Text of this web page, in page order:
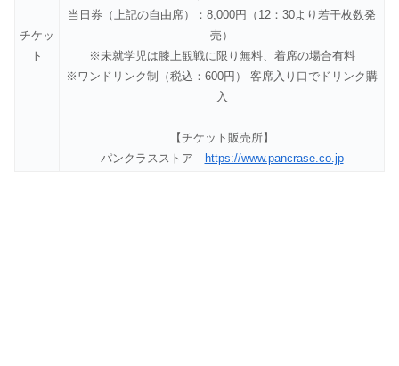
チケッ
ト
当日券（上記の自由席）：8,000円（12：30より若干枚数発
売）
※未就学児は膝上観戦に限り無料、着席の場合有料
※ワンドリンク制（税込：600円） 客席入り口でドリンク購
入
【チケット販売所】
パンクラスストア
https://www.pancrase.co.jp